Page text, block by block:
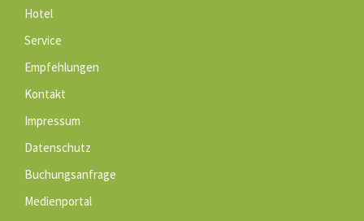
Hotel
Service
Empfehlungen
Kontakt
Impressum
Datenschutz
Buchungsanfrage
Medienportal